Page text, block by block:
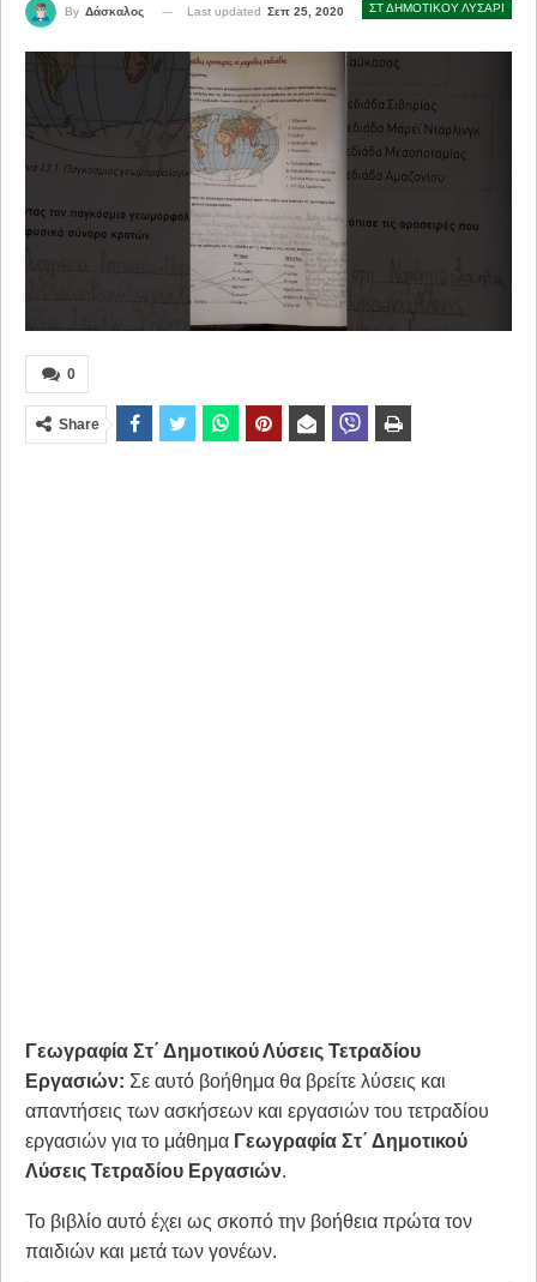
ΣΤ ΔΗΜΟΤΙΚΟΥ ΛΥΣΑΡΙ
By Δάσκαλος Last updated Σεπ 25, 2020
0
Share
Γεωγραφία Στ΄ Δημοτικού Λύσεις Τετραδίου
Εργασιών: Σε αυτό βοήθημα θα βρείτε λύσεις και
απαντήσεις των ασκήσεων και εργασιών του τετραδίου
εργασιών για το μάθημα Γεωγραφία Στ΄ Δημοτικού
Λύσεις Τετραδίου Εργασιών.
Το βιβλίο αυτό έχει ως σκοπό την βοήθεια πρώτα τον
παιδιών και μετά των γονέων.